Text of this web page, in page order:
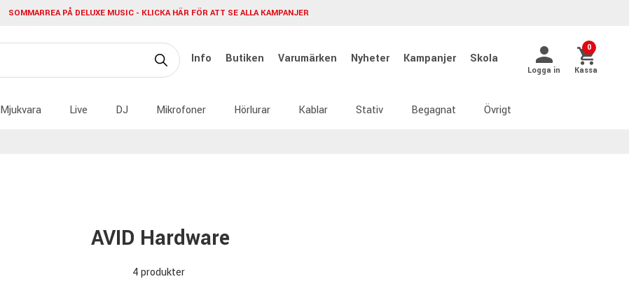
SOMMARREA PÅ DELUXE MUSIC - KLICKA HÄR FÖR ATT SE ALLA KAMPANJER
Info Butiken Varumärken Nyheter Kampanjer Skola
Logga in
0
Kassa
Mjukvara Live DJ Mikrofoner Hörlurar Kablar Stativ Begagnat Övrigt
AVID Hardware
4 produkter